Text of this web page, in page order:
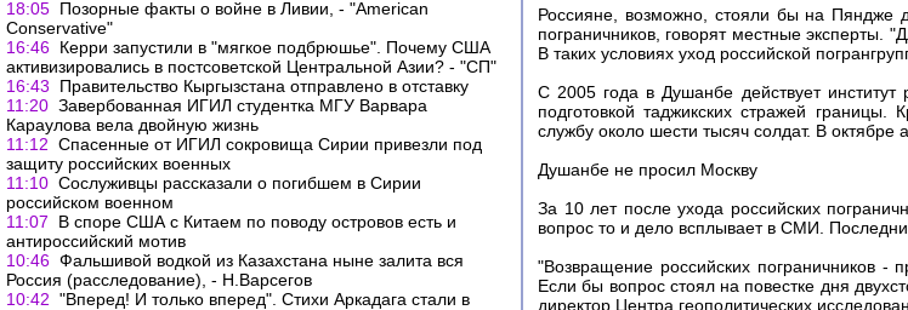
18:05 Позорные факты о войне в Ливии, - "American
Conservative"
16:46 Керри запустили в "мягкое подбрюшье". Почему США
активизировались в постсоветской Центральной Азии? - "СП"
16:43
Правительство Кыргызстана отправлено в отставку
11:20 Завербованная ИГИЛ студентка МГУ Варвара
Караулова вела двойную жизнь
11:12 Спасенные от ИГИЛ сокровища Сирии привезли под
защиту российских военных
11:10 Сослуживцы рассказали о погибшем в Сирии
российском военном
11:07
В споре США с Китаем по поводу островов есть и
антироссийский мотив
10:46 Фальшивой водкой из Казахстана ныне залита вся
Россия (расследование), - Н.Варсегов
10:42 "Вперед! И только вперед". Стихи Аркадага стали в
Россияне, возможно, стояли бы на Пяндже
пограничников, говорят местные эксперты.
В таких условиях уход российской
С 2005 года в Душанбе действует институт
подготовкой таджикских стражей
службу около шести тысяч солдат. В
Душанбе не просил Москву
За 10 лет после ухода российских
вопрос то и дело всплывает в СМИ.
"Возвращение российских пограничников -
Если бы вопрос стоял на повестке дня
директор Центра геополитических